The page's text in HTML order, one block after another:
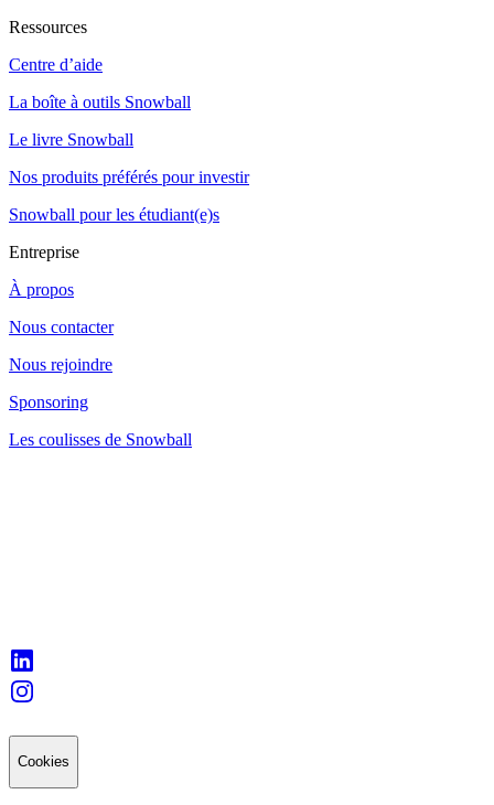
Ressources
Centre d’aide
La boîte à outils Snowball
Le livre Snowball
Nos produits préférés pour investir
Snowball pour les étudiant(e)s
Entreprise
À propos
Nous contacter
Nous rejoindre
Sponsoring
Les coulisses de Snowball
Cookies